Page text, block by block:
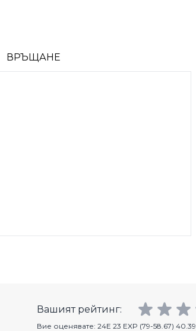
ВРЪЩАНЕ
Вашият рейтинг:
Вие оценявате: 24E 23 EXP (79-58.67) 40.39